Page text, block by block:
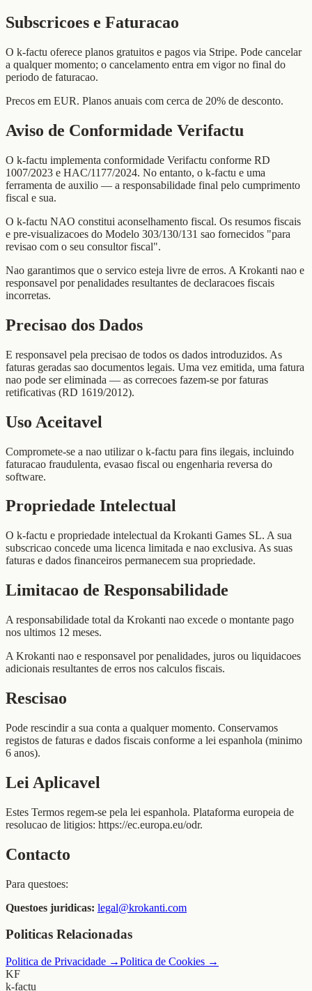
Subscricoes e Faturacao
O k-factu oferece planos gratuitos e pagos via Stripe. Pode cancelar
a qualquer momento; o cancelamento entra em vigor no final do
periodo de faturacao.
Precos em EUR. Planos anuais com cerca de 20% de desconto.
Aviso de Conformidade Verifactu
O k-factu implementa conformidade Verifactu conforme RD
1007/2023 e HAC/1177/2024. No entanto, o k-factu e uma
ferramenta de auxilio — a responsabilidade final pelo cumprimento
fiscal e sua.
O k-factu NAO constitui aconselhamento fiscal. Os resumos fiscais
e pre-visualizacoes do Modelo 303/130/131 sao fornecidos "para
revisao com o seu consultor fiscal".
Nao garantimos que o servico esteja livre de erros. A Krokanti nao e
responsavel por penalidades resultantes de declaracoes fiscais
incorretas.
Precisao dos Dados
E responsavel pela precisao de todos os dados introduzidos. As
faturas geradas sao documentos legais. Uma vez emitida, uma fatura
nao pode ser eliminada — as correcoes fazem-se por faturas
retificativas (RD 1619/2012).
Uso Aceitavel
Compromete-se a nao utilizar o k-factu para fins ilegais, incluindo
faturacao fraudulenta, evasao fiscal ou engenharia reversa do
software.
Propriedade Intelectual
O k-factu e propriedade intelectual da Krokanti Games SL. A sua
subscricao concede uma licenca limitada e nao exclusiva. As suas
faturas e dados financeiros permanecem sua propriedade.
Limitacao de Responsabilidade
A responsabilidade total da Krokanti nao excede o montante pago
nos ultimos 12 meses.
A Krokanti nao e responsavel por penalidades, juros ou liquidacoes
adicionais resultantes de erros nos calculos fiscais.
Rescisao
Pode rescindir a sua conta a qualquer momento. Conservamos
registos de faturas e dados fiscais conforme a lei espanhola (minimo
6 anos).
Lei Aplicavel
Estes Termos regem-se pela lei espanhola. Plataforma europeia de
resolucao de litigios: https://ec.europa.eu/odr.
Contacto
Para questoes:
Questoes juridicas: legal@krokanti.com
Politicas Relacionadas
Politica de Privacidade →Politica de Cookies →
KF
k-factu